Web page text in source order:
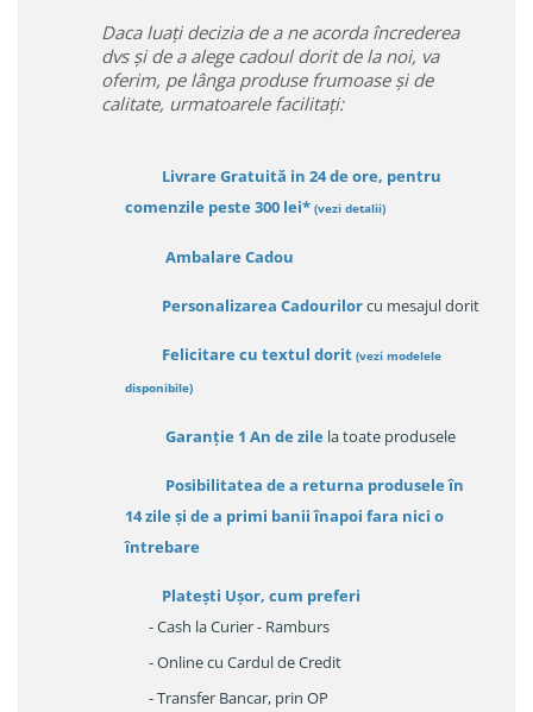
Daca luați decizia de a ne acorda încrederea
dvs și de a alege cadoul dorit de la noi, va
oferim, pe lânga produse frumoase și de
calitate, urmatoarele facilitați:
Livrare Gratuită in 24 de ore, pentru
comenzile peste 300 lei* (vezi detalii)
Ambalare Cadou
Personalizarea Cadourilorcu mesajul dorit
Felicitare cu textul dorit (vezi modelele
disponibile)
Garanție 1 An de zile la toate produsele
Posibilitatea de a returna produsele în
14 zileși de a primi banii înapoi fara nici o
întrebare
Platești Ușor, cum preferi
- Cash la Curier - Ramburs
- Online cu Cardul de Credit
- Transfer Bancar, prin OP